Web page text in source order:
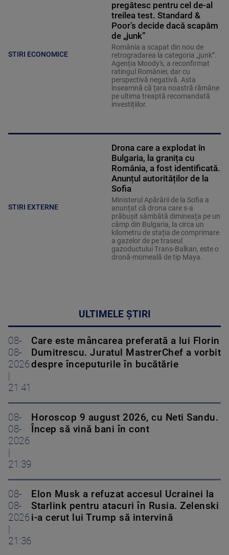
STIRI ECONOMICE
pregătesc pentru cel de-al
treilea test. Standard &
Poor’s decide dacă scapăm
de „junk”
România a scapat din nou de
retrogradarea la categoria „junk”.
Agenția Moody's, a reconfirmat
ratingul României, dar cu
perspectivă negativă. Asta
înseamnă că țara noastră rămâne
pe ultima treaptă recomandată
investițiilor.
STIRI EXTERNE
Drona care a explodat în
Bulgaria, la granița cu
România, a fost identificată.
Anunțul autorităților de la
Sofia
Ministerul Apărării de la Sofia a
anunțat că drona care s-a
prăbușit sâmbătă dimineața pe un
câmp din Bulgaria, la circa un
kilometru de stația de comprimare
a gazelor de pe traseul
gazoductului Trans-Balkan, este o
dronă-momeală de tip Maya.
ULTIMELE ȘTIRI
08-
08-
2026
21:41
Care este mâncarea preferată a lui Florin
Dumitrescu. Juratul MastrerChef a vorbit
despre începuturile în bucătărie
08-
08-
2026
21:39
Horoscop 9 august 2026, cu Neti Sandu.
Încep să vină bani în cont
08-
08-
2026
21:36
Elon Musk a refuzat accesul Ucrainei la
Starlink pentru atacuri în Rusia. Zelenski
i-a cerut lui Trump să intervină